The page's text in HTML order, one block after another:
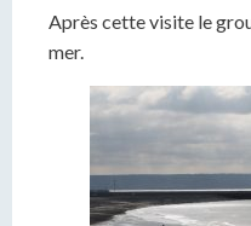
Après cette visite le
mer.